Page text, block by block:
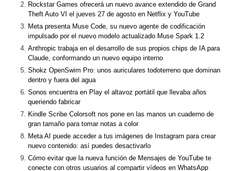
Rockstar Games ofrecerá un nuevo avance extendido de Grand
Theft Auto VI el jueves 27 de agosto en Netflix y YouTube
Meta presenta Muse Code, su nuevo agente de codificación
impulsado por el nuevo modelo actualizado Muse Spark 1.2
Anthropic trabaja en el desarrollo de sus propios chips de IA para
Claude, conformando un nuevo equipo interno
Shokz OpenSwim Pro: unos auriculares todoterreno que dominan
dentro y fuera del agua
Sonos encuentra en Play el altavoz portátil que llevaba años
queriendo fabricar
Kindle Scribe Colorsoft nos pone en las manos un cuaderno de
gran tamaño para tomar notas a color
Meta AI puede acceder a tus imágenes de Instagram para crear
nuevo contenido: así puedes desactivarlo
Cómo evitar que la nueva función de Mensajes de YouTube te
conecte con otros usuarios al compartir vídeos en WhatsApp